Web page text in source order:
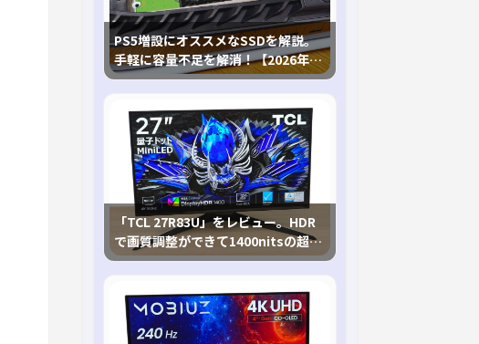
PS5増設にオススメなSSDを解説。
手軽に容量不足を解消！【2026年最
新、PS5 Proにも対応】
「TCL 27R83U」をレビュー。HDR
で画質調整ができて1400nitsの超高
輝度も発揮！